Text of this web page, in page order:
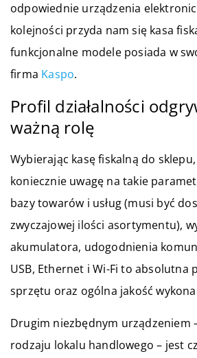
odpowiednie urządzenia
kolejności przyda nam się kasa
funkcjonalne modele posiada w
firma Kaspo.
Profil działalności
ważną rolę
Wybierając kasę fiskalną do
koniecznie uwagę na takie
bazy towarów i usług (musi być
zwyczajowej ilości asortymentu),
akumulatora, udogodnienia
USB, Ethernet i Wi-Fi to absolutna
sprzętu oraz ogólna jakość
Drugim niezbędnym urządzeniem
rodzaju lokalu handlowego – jest